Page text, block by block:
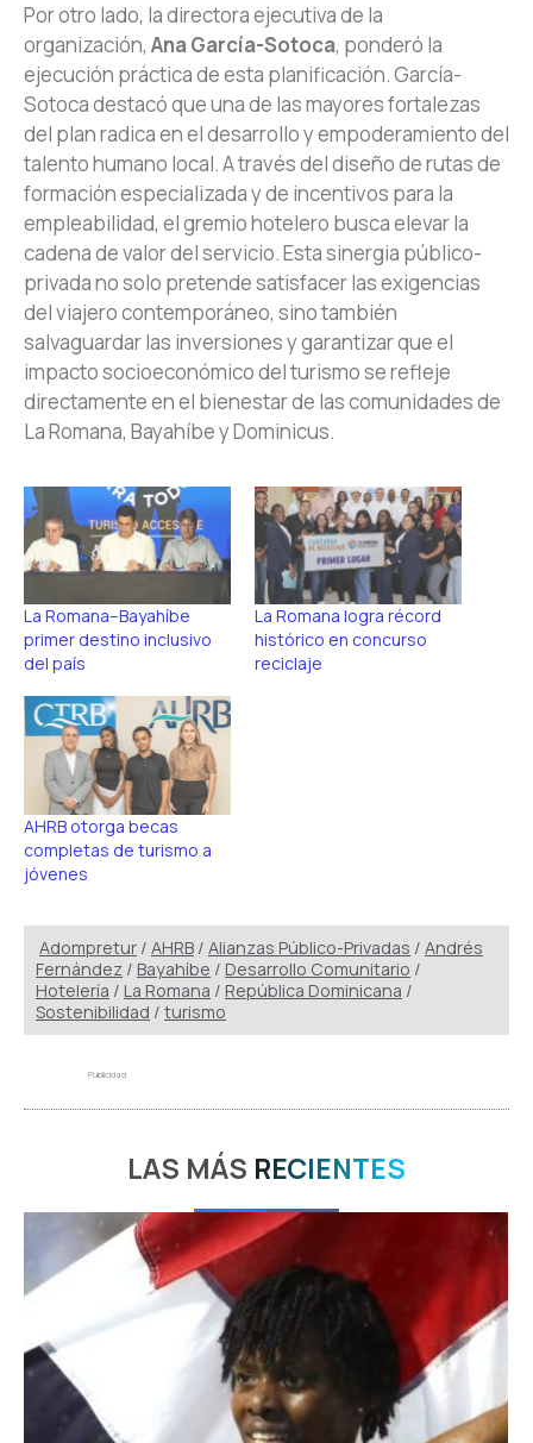
Por otro lado, la directora ejecutiva de la
organización, Ana García-Sotoca, ponderó la
ejecución práctica de esta planificación. García-
Sotoca destacó que una de las mayores fortalezas
del plan radica en el desarrollo y empoderamiento del
talento humano local. A través del diseño de rutas de
formación especializada y de incentivos para la
empleabilidad, el gremio hotelero busca elevar la
cadena de valor del servicio. Esta sinergia público-
privada no solo pretende satisfacer las exigencias
del viajero contemporáneo, sino también
salvaguardar las inversiones y garantizar que el
impacto socioeconómico del turismo se refleje
directamente en el bienestar de las comunidades de
La Romana, Bayahíbe y Dominicus.
La Romana–Bayahíbe
primer destino inclusivo
del país
La Romana logra récord
histórico en concurso
reciclaje
AHRB otorga becas
completas de turismo a
jóvenes
Adompretur / AHRB / Alianzas Público-Privadas / Andrés
Fernández / Bayahíbe / Desarrollo Comunitario /
Hotelería / La Romana / República Dominicana /
Sostenibilidad / turismo
Publicidad
LAS MÁS RECIENTES